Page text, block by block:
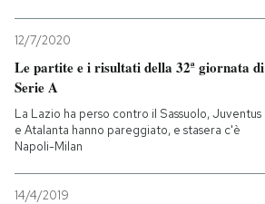
12/7/2020
Le partite e i risultati della 32ª giornata di
Serie A
La Lazio ha perso contro il Sassuolo, Juventus
e Atalanta hanno pareggiato, e stasera c'è
Napoli-Milan
14/4/2019